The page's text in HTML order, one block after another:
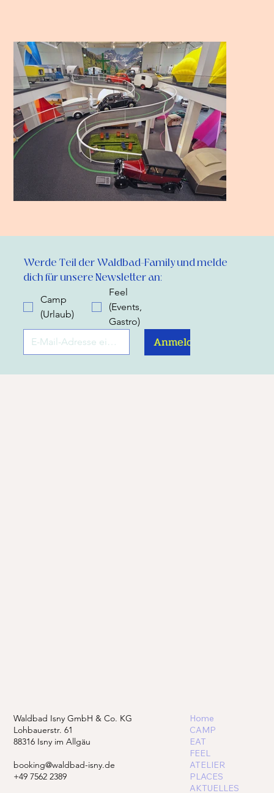
Werde Teil der Waldbad-Family und melde
dich für unsere Newsletter an:
Camp
(Urlaub)
Feel
(Events,
Gastro)
Anmelden
Waldbad Isny GmbH & Co. KG
Lohbauerstr. 61
88316 Isny im Allgäu
booking@waldbad-isny.de
+49 7562 2389
Home
CAMP
EAT
FEEL
ATELIER
PLACES
AKTUELLES